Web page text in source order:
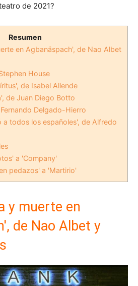
de 2021?
Resumen
en Agbanäspach', de Nao Albet
House
de Isabel Allende
de Juan Diego Botto
Delgado-Hierro
a todos los españoles', de Alfredo
a 'Company'
pedazos' a 'Martirio'
y muerte en
de Nao Albet y